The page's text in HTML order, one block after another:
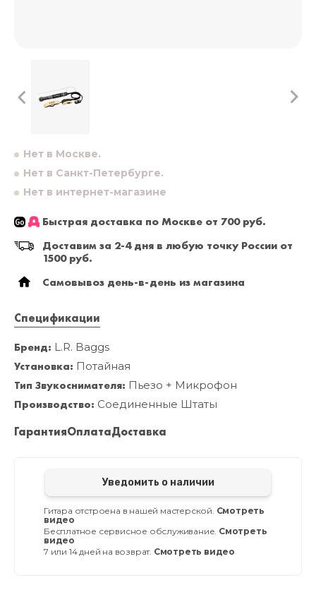
Нет в Москве.
Нет в Санкт-Петербурге.
Нет в интернет-магазине
Быстрая доставка по Москве от 700 руб.
Доставим за 2-4 дня в любую точку России от
1500 руб.
Самовывоз день-в-день из магазина
Спецификации
Бренд: L.R. Baggs
Установка: Потайная
Тип Звукоснимателя: Пьезо + Микрофон
Производство: Соединенные Штаты
ГарантияОплатаДоставка
Уведомить о наличии
Гитара отстроена в нашей мастерской. Смотреть
видео
Бесплатное сервисное обслуживание. Смотреть
видео
7 или 14 дней на возврат. Смотреть видео